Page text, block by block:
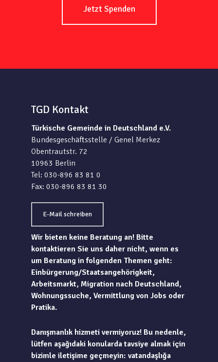
Jetzt Spenden
TGD Kontakt
Türkische Gemeinde in Deutschland e.V.
Bundesgeschäftsstelle / Genel Merkez
Obentrautstr. 72
10963 Berlin
Tel: 030-896 83 81 0
Fax: 030-896 83 81 30
E-Mail schreiben
Wir bieten keine Beratung an! Bitte
kontaktieren Sie uns daher nicht, wenn es
um Beratung in folgenden Themen geht:
Einbürgerung/Staatsangehörigkeit,
Arbeitsmarkt, Migration nach Deutschland,
Wohnungssuche, Vermittlung von Jobs oder
Pratika.
Danışmanlık hizmeti vermiyoruz! Bu nedenle,
lütfen aşağıdaki konularda tavsiye almak için
bizimle iletişime geçmeyin: vatandaşlığa